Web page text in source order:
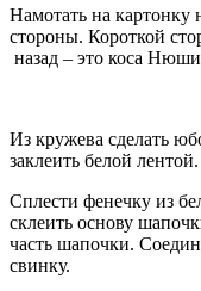
Намотать на картонку
стороны. Короткой
назад – это коса
Из кружева сделать
заклеить белой лентой.
Сплести фенечку из
склеить основу
часть шапочки.
свинку.